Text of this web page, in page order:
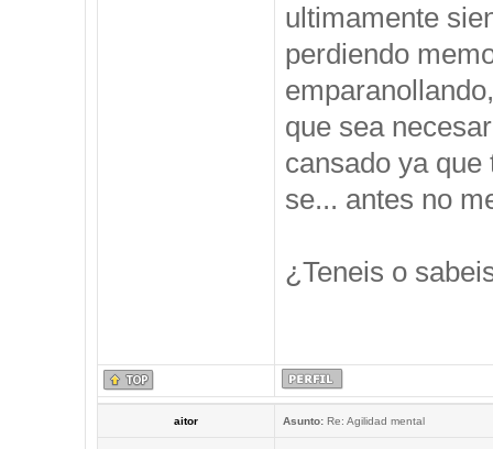
ultimamente
perdiendo
que sea
cansado ya
se... antes no
¿Teneis o
aitor Asunto:Re: Agilidad mental